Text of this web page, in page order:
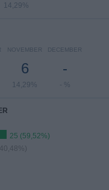
14,29%
NOVEMBER
6
14,29%
DECEMBER
-
- %
25 (59,52%)